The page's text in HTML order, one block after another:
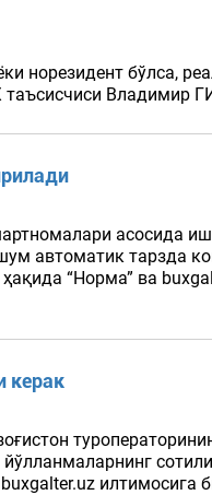
норезидент бўлса,
Владимир
асосида
автоматик тарзда
“Норма” ва
керак
илтимосига